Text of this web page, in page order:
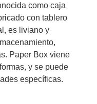
como caja
con tablero
es liviano y
Paper Box viene
y se puede
específicas.